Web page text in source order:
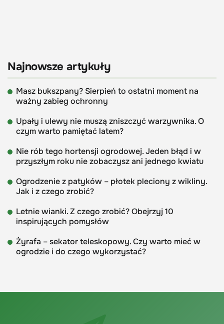
Najnowsze artykuły
Masz bukszpany? Sierpień to ostatni moment na
ważny zabieg ochronny
Upały i ulewy nie muszą zniszczyć warzywnika. O
czym warto pamiętać latem?
Nie rób tego hortensji ogrodowej. Jeden błąd i w
przyszłym roku nie zobaczysz ani jednego kwiatu
Ogrodzenie z patyków – płotek pleciony z wikliny.
Jak i z czego zrobić?
Letnie wianki. Z czego zrobić? Obejrzyj 10
inspirujących pomysłów
Żyrafa – sekator teleskopowy. Czy warto mieć w
ogrodzie i do czego wykorzystać?